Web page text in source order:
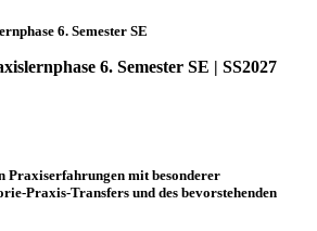
6. Semester SE
6. Semester SE | SS2027
Praxiserfahrungen mit besonderer
Praxis-Transfers und des bevorstehenden